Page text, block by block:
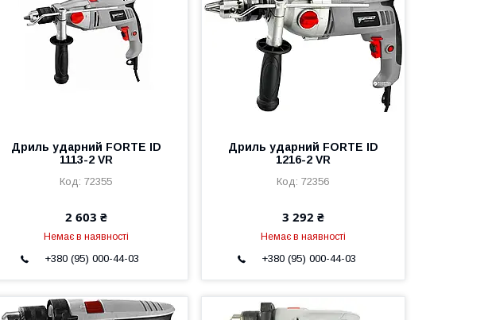
Дриль ударний FORTE ID
1113-2 VR
72355
2 603 ₴
Немає в наявності
+380 (95) 000-44-03
Дриль ударний FORTE ID
1216-2 VR
72356
3 292 ₴
Немає в наявності
+380 (95) 000-44-03